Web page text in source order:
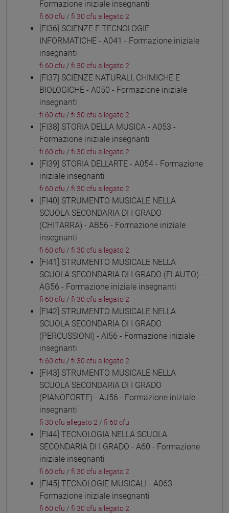
Formazione iniziale insegnanti
fi 60 cfu / fi 30 cfu allegato 2
[FI36] SCIENZE E TECNOLOGIE
INFORMATICHE - A041 - Formazione iniziale
insegnanti
fi 60 cfu / fi 30 cfu allegato 2
[FI37] SCIENZE NATURALI, CHIMICHE E
BIOLOGICHE - A050 - Formazione iniziale
insegnanti
fi 60 cfu / fi 30 cfu allegato 2
[FI38] STORIA DELLA MUSICA - A053 -
Formazione iniziale insegnanti
fi 60 cfu / fi 30 cfu allegato 2
[FI39] STORIA DELL'ARTE - A054 - Formazione
iniziale insegnanti
fi 60 cfu / fi 30 cfu allegato 2
[FI40] STRUMENTO MUSICALE NELLA
SCUOLA SECONDARIA DI I GRADO
(CHITARRA) - AB56 - Formazione iniziale
insegnanti
fi 60 cfu / fi 30 cfu allegato 2
[FI41] STRUMENTO MUSICALE NELLA
SCUOLA SECONDARIA DI I GRADO (FLAUTO) -
AG56 - Formazione iniziale insegnanti
fi 60 cfu / fi 30 cfu allegato 2
[FI42] STRUMENTO MUSICALE NELLA
SCUOLA SECONDARIA DI I GRADO
(PERCUSSIONI) - AI56 - Formazione iniziale
insegnanti
fi 60 cfu / fi 30 cfu allegato 2
[FI43] STRUMENTO MUSICALE NELLA
SCUOLA SECONDARIA DI I GRADO
(PIANOFORTE) - AJ56 - Formazione iniziale
insegnanti
fi 30 cfu allegato 2 / fi 60 cfu
[FI44] TECNOLOGIA NELLA SCUOLA
SECONDARIA DI I GRADO - A60 - Formazione
iniziale insegnanti
fi 60 cfu / fi 30 cfu allegato 2
[FI45] TECNOLOGIE MUSICALI - A063 -
Formazione iniziale insegnanti
fi 60 cfu / fi 30 cfu allegato 2